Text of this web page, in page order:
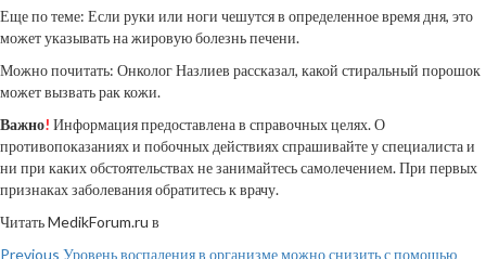
Еще по теме: Если руки или ноги чешутся в определенное время дня, это
может указывать на жировую болезнь печени.
Можно почитать: Онколог Назлиев рассказал, какой стиральный порошок
может вызвать рак кожи.
Важно! Информация предоставлена в справочных целях. О
противопоказаниях и побочных действиях спрашивайте у специалиста и
ни при каких обстоятельствах не занимайтесь самолечением. При первых
признаках заболевания обратитесь к врачу.
Читать MedikForum.ru в
Previous Уровень воспаления в организме можно снизить с помощью